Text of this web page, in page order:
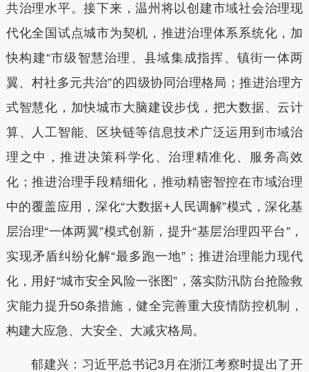
共治理水平。接下来，温州将以创建市域社会治理现
代化全国试点城市为契机，推进治理体系系统化，加
快构建“市级智慧治理、县域集成指挥、镇街一体两
翼、村社多元共治”的四级协同治理格局；推进治理方
式智慧化，加快城市大脑建设步伐，把大数据、云计
算、人工智能、区块链等信息技术广泛运用到市域治
理之中，推进决策科学化、治理精准化、服务高效
化；推进治理手段精细化，推动精密智控在市域治理
中的覆盖应用，深化“大数据+人民调解”模式，深化基
层治理“一体两翼”模式创新，提升“基层治理四平台”，
实现矛盾纠纷化解“最多跑一地”；推进治理能力现代
化，用好“城市安全风险一张图”，落实防汛防台抢险救
灾能力提升50条措施，健全完善重大疫情防控机制，
构建大应急、大安全、大减灾格局。
郁建兴：习近平总书记3月在浙江考察时提出了开